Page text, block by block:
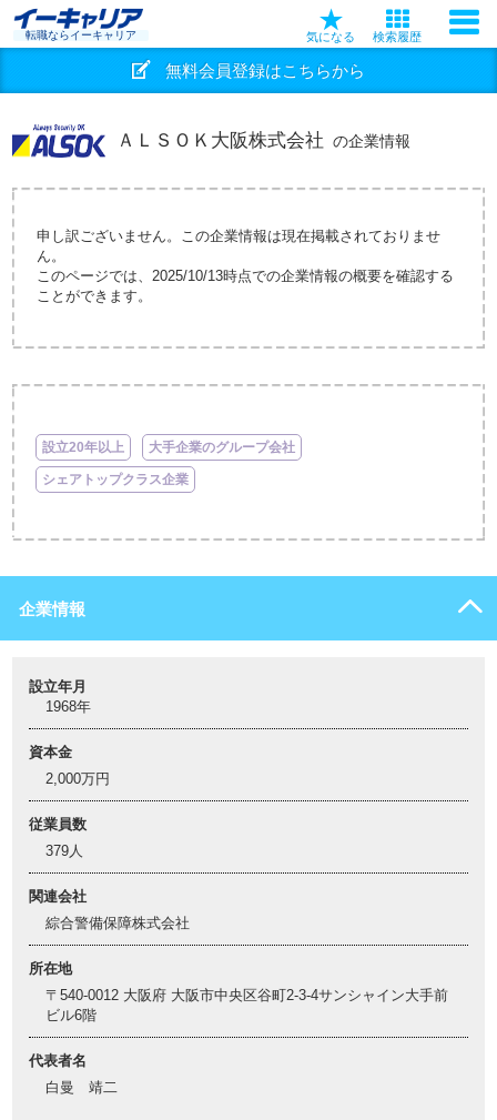
転職ならイーキャリア 気になる 検索履歴
無料会員登録はこちらから
ＡＬＳＯＫ大阪株式会社 の企業情報
申し訳ございません。この企業情報は現在掲載されておりませ
ん。
このページでは、2025/10/13時点での企業情報の概要を確認する
ことができます。
設立20年以上 大手企業のグループ会社
シェアトップクラス企業
企業情報
設立年月
1968年
資本金
2,000万円
従業員数
379人
関連会社
綜合警備保障株式会社
所在地
〒540-0012 大阪府 大阪市中央区谷町2-3-4サンシャイン大手前
ビル6階
代表者名
白曼 靖二